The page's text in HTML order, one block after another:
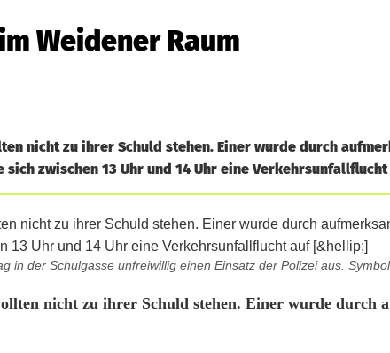
Weidener Raum
nicht zu ihrer Schuld stehen. Einer wurde durch
zwischen 13 Uhr und 14 Uhr eine
in der Schulgasse unfreiwillig einen Einsatz der Polizei aus.
nicht zu ihrer Schuld stehen. Einer wurde durch